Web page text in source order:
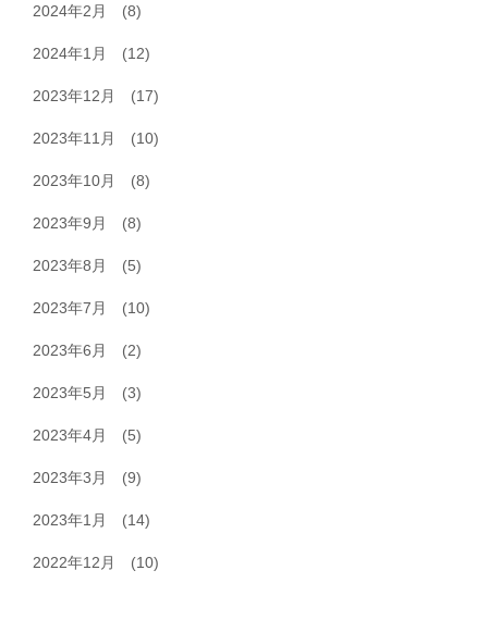
2024年2月 (8)
2024年1月 (12)
2023年12月 (17)
2023年11月 (10)
2023年10月 (8)
2023年9月 (8)
2023年8月 (5)
2023年7月 (10)
2023年6月 (2)
2023年5月 (3)
2023年4月 (5)
2023年3月 (9)
2023年1月 (14)
2022年12月 (10)